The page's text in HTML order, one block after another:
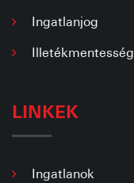
Ingatlanjog
Illetékmentesség
LINKEK
Ingatlanok